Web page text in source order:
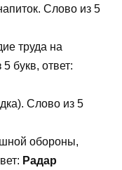
Слово из 5
труда на
букв, ответ:
Слово из 5
обороны,
Радар